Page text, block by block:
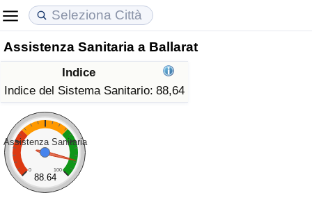
Assistenza Sanitaria a Ballarat
Indice
Indice del Sistema Sanitario: 88,64
Assistenza Sanitaria
0 100
88.64
Costo della vita
Indice Del Costo Della Vita (corrente)
Indice Del Costo Della Vita
Indice del Costo della Vita per Nazione
ad Aqaba
Prezzi degli immobili
Indice del Prezzo delle Case (Corrente)
Indice del Prezzo delle Case
Indice del Prezzo delle Case per Nazione
Qualità della Vita
Indice della Qualità della Vita
Indice della Qualità della Vita (Corrente)
Indice della qualità della vita per Paese
Criminalità